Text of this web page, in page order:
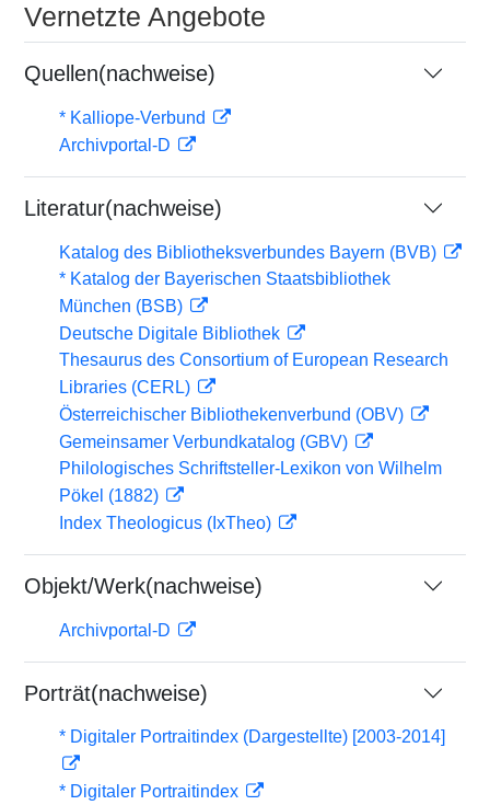
Vernetzte Angebote
Quellen(nachweise)
* Kalliope-Verbund
Archivportal-D
Literatur(nachweise)
Katalog des Bibliotheksverbundes Bayern (BVB)
* Katalog der Bayerischen Staatsbibliothek
München (BSB)
Deutsche Digitale Bibliothek
Thesaurus des Consortium of European Research
Libraries (CERL)
Österreichischer Bibliothekenverbund (OBV)
Gemeinsamer Verbundkatalog (GBV)
Philologisches Schriftsteller-Lexikon von Wilhelm
Pökel (1882)
Index Theologicus (IxTheo)
Objekt/Werk(nachweise)
Archivportal-D
Porträt(nachweise)
* Digitaler Portraitindex (Dargestellte) [2003-2014]
* Digitaler Portraitindex